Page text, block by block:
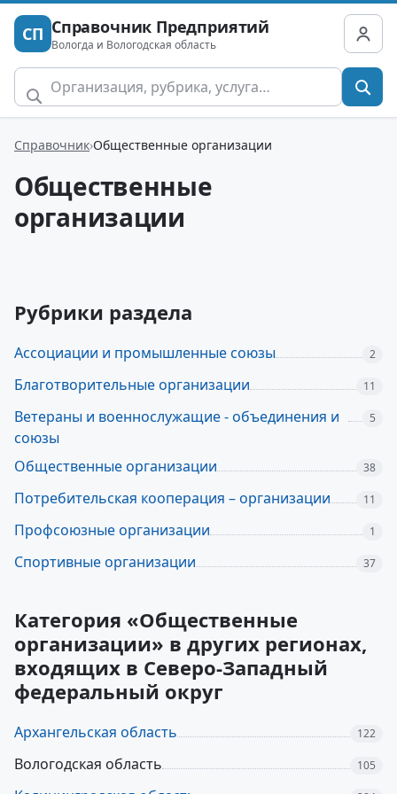
СП Справочник Предприятий
Вологда и Вологодская область
Справочник Общественные организации
Общественные
организации
Рубрики раздела
Ассоциации и промышленные союзы 2
Благотворительные организации 11
Ветераны и военнослужащие - объединения и
союзы
5
Общественные организации 38
Потребительская кооперация – организации 11
Профсоюзные организации 1
Спортивные организации 37
Категория «Общественные
организации» в других регионах,
входящих в Северо-Западный
федеральный округ
Архангельская область 122
Вологодская область 105